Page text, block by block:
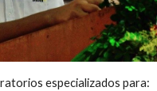
especializados para: